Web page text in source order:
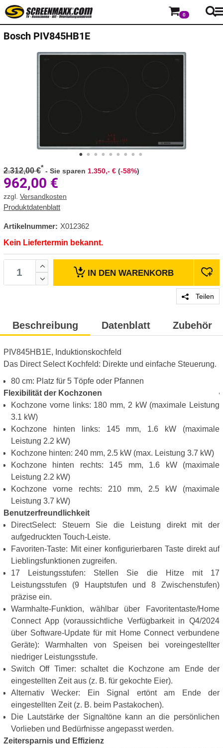
0
Bosch PIV845HB1E
2.312,00 €* - Sie sparen 1.350,- € (-58%)
962,00 €
zzgl. Versandkosten
Produktdatenblatt
Artikelnummer: X012362
Kein Liefertermin bekannt.
IN DEN WARENKORB
Teilen
Beschreibung Datenblatt Zubehör
PIV845HB1E, Induktionskochfeld
Das Direct Select Kochfeld: Direkte und einfache Steuerung.
80 cm: Platz für 5 Töpfe oder Pfannen
Flexibilität der Kochzonen
Kochzone vorne links: 180 mm, 2 kW (maximale Leistung
3.1 kW)
Kochzone hinten links: 145 mm, 1.6 kW (maximale
Leistung 2.2 kW)
Kochzone hinten: 240 mm, 2.5 kW (max. Leistung 3.7 kW)
Kochzone hinten rechts: 145 mm, 1.6 kW (maximale
Leistung 2.2 kW)
Kochzone vorne rechts: 210 mm, 2.5 kW (maximale
Leistung 3.7 kW)
Benutzerfreundlichkeit
DirectSelect: Steuern Sie die Leistung direkt mit der
aufgedruckten Touch-Leiste.
Favoriten-Taste: Mit einer konfigurierbaren Taste direkt auf
Lieblingsfunktionen zugreifen.
17 Leistungsstufen: Stellen Sie die Hitze mit 17
Leistungsstufen (9 Hauptstufen und 8 Zwischenstufen)
präzise ein.
Warmhalte-Funktion, wählbar über Favoritentaste/Home
Connect App (voraussichtliche Verfügbarkeit in Q4/2024
über Software-Update für mit Home Connect verbundene
Geräte): Warmhalten von Speisen bei voreingestellter
niedriger Leistungsstufe.
Switch Off Timer: schaltet die Kochzone am Ende der
eingestellten Zeit aus (z. B. für gekochte Eier).
Alternativ Wecker: Ein Signal ertönt am Ende der
eingestellten Zeit (z. B. beim Pastakochen).
Die Lautstärke der Signaltöne kann an die persönlichen
Vorlieben und Bedürfnisse angepasst werden.
Zeitersparnis und Effizienz